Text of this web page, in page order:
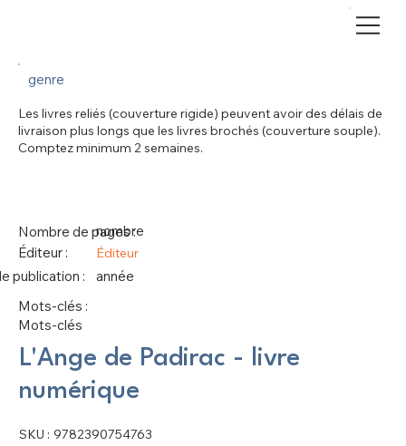
Nombre de pages :
Éditeur :
publication :
nombre
Éditeur
année
Mots-clés :
Mots-clés
genre
Les livres reliés (couverture rigide) peuvent avoir des délais de
livraison plus longs que les livres brochés (couverture souple).
Comptez minimum 2 semaines.
L'Ange de Padirac - livre
numérique
SKU : SKU
9782390754763
9782390754763